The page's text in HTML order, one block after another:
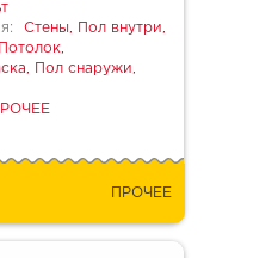
Стены, Пол внутри,
Пол снаружи,
ПРОЧЕЕ